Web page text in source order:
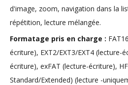
d'image, zoom, navigation dans la
répétition, lecture mélangée.
Formatage pris en charge :
écriture), EXT2/EXT3/EXT4 (lecture-
écriture), exFAT (lecture-écriture),
Standard/Extended) (lecture -